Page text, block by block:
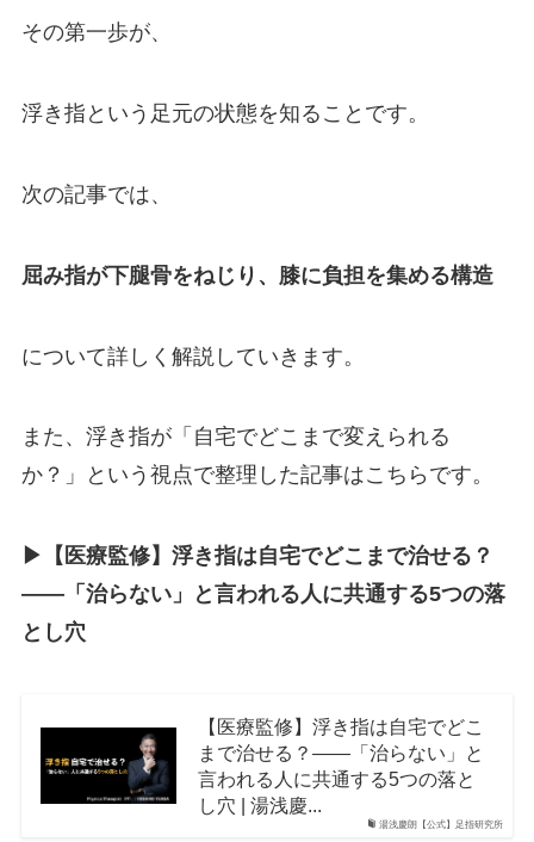
その第一歩が、
浮き指という足元の状態を知ることです。
次の記事では、
屈み指が下腿骨をねじり、膝に負担を集める構造
について詳しく解説していきます。
また、浮き指が「自宅でどこまで変えられる
か？」という視点で整理した記事はこちらです。
▶︎【医療監修】浮き指は自宅でどこまで治せる？
――「治らない」と言われる人に共通する5つの落
とし穴
湯浅慶朗【公式】足指研究所
【医療監修】浮き指は自宅でどこ
まで治せる？――「治らない」と
言われる人に共通する5つの落と
し穴 | 湯浅慶...